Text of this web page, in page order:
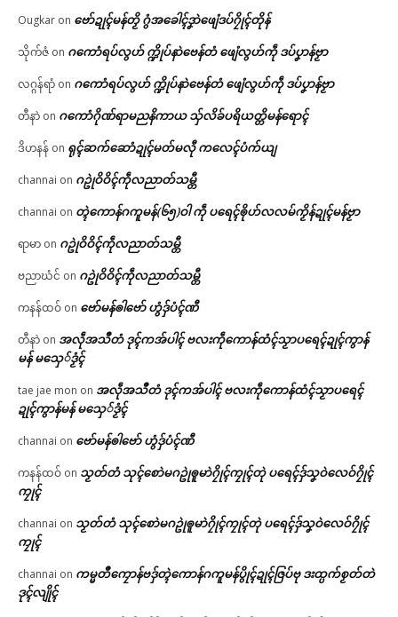
Ougkar on ဗော်ဍုၚ်မန်တၟိ ဂွံအခေါၚ်ဒၞာဲဖျေံဒပ်ဂၠိုၚ်တိုန်
သိုက်ဇံ on ဂကောံရပ်လွဟ် က္ဍိုပ်နာဲဗေန်တံ ဖျေံလွဟ်ကဵု ဒပ်ပၞာန်ဗၟာ
လဂ္ဂန်ရာံ on ဂကောံရပ်လွဟ် က္ဍိုပ်နာဲဗေန်တံ ဖျေံလွဟ်ကဵု ဒပ်ပၞာန်ဗၟာ
တီနာဲ on ဂကောံဂိုဏ်ရာမညနိကာယ သှ်လိခ်ပရိယတ္တိမန်ရောၚ်
ဒိဟနန် on ရုၚ်ဆက်ဆောံဍုၚ်မတ်မလီု ကလေၚ်ပံက်ယျ
channai on ဂဥုဲဝိဝိၚ်ကဵုလညာတ်သမ္တီ
channai on တ္ၚဲကောန်ဂကူမန်(၆၅)ဝါ ကဵု ပရေၚ်ၜိုဟ်လလမ်ကၟိန်ဍုၚ်မန်ဗၟာ
ရာမာ on ဂဥုဲဝိဝိၚ်ကဵုလညာတ်သမ္တီ
ဗညာဃံင် on ဂဥုဲဝိဝိၚ်ကဵုလညာတ်သမ္တီ
ကနန်ထဝ် on ဗော်မန်ၜါဗော် ဟွံဒှ်ပံၚ်ဏီ
တီနာဲ on အလဵုအသဳတံ ဒုၚ်ကအ်ပါၚ် ဗလးကဵုကောန်ထံၚ်သၟာပရေၚ်ဍုၚ်ကွာန်
မန် မသှေ်ဒၟံၚ်
tae jae mon on အလဵုအသဳတံ ဒုၚ်ကအ်ပါၚ် ဗလးကဵုကောန်ထံၚ်သၟာပရေၚ်
ဍုၚ်ကွာန်မန် မသှေ်ဒၟံၚ်
channai on ဗော်မန်ၜါဗော် ဟွံဒှ်ပံၚ်ဏီ
ကနန်ထဝ် on သၟတ်တံ သုၚ်စောဲမဂဥုဲၜူမာဲဂၠိုၚ်ကၠုၚ်တုဲ ပရေၚ်ဒှ်သၞဝဲလေဝ်ဂၠိုၚ်
ကၠုၚ်
channai on သၟတ်တံ သုၚ်စောဲမဂဥုဲၜူမာဲဂၠိုၚ်ကၠုၚ်တုဲ ပရေၚ်ဒှ်သၞဝဲလေဝ်ဂၠိုၚ်
ကၠုၚ်
channai on ကမ္မတဳကၠောန်ဗဒှ်တ္ၚဲကောန်ဂကူမန်ပွိုၚ်ဍုၚ်ဇြပ်ဗု ဒးထ္ပက်စၟတ်တဲ
ဒုၚ်လျိုၚ်